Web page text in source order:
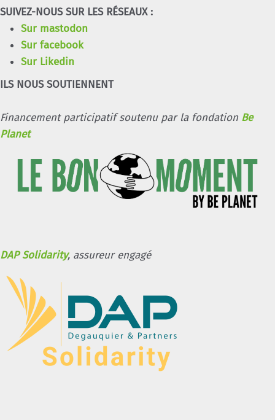
SUIVEZ-NOUS SUR LES RÉSEAUX :
Sur mastodon
Sur facebook
Sur Likedin
ILS NOUS SOUTIENNENT
Financement participatif soutenu par la fondation Be
Planet
DAP Solidarity, assureur engagé